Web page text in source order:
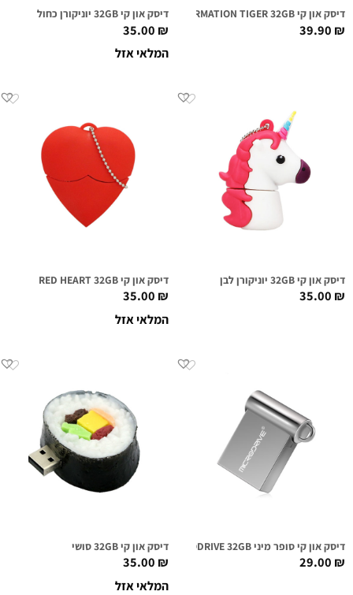
דיסק און קי TRANSFORMATION TIGER 32GB
39.90₪
דיסק און קי 32GB יוניקורן כחול
35.00₪
המלאי אזל
דיסק און קי 32GB יוניקורן לבן
35.00₪
דיסק און קי RED HEART 32GB
35.00₪
המלאי אזל
דיסק און קי סופר מיני MICRODRIVE 32GB
29.00₪
דיסק און קי 32GB סושי
35.00₪
המלאי אזל